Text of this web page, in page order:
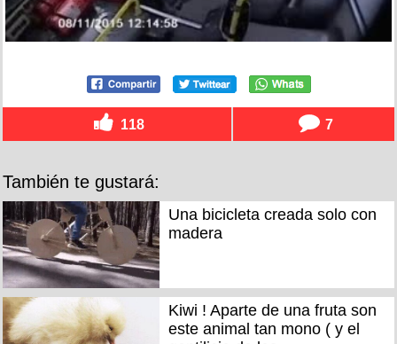
118 7
También te gustará:
Una bicicleta creada solo con
madera
Kiwi ! Aparte de una fruta son
este animal tan mono ( y el